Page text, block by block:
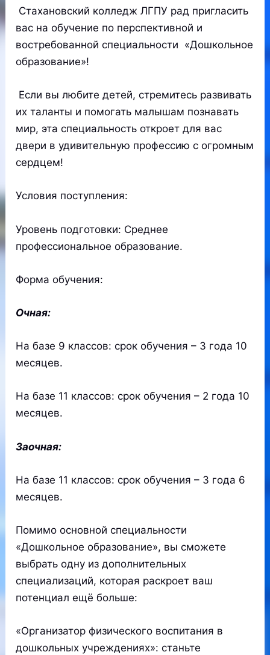
Стахановский колледж ЛГПУ рад пригласить
вас на обучение по перспективной и
востребованной специальности «Дошкольное
образование»!
Если вы любите детей, стремитесь развивать
их таланты и помогать малышам познавать
мир, эта специальность откроет для вас
двери в удивительную профессию с огромным
сердцем!
Условия поступления:
Уровень подготовки: Среднее
профессиональное образование.
Форма обучения:
Очная:
На базе 9 классов: срок обучения – 3 года 10
месяцев.
На базе 11 классов: срок обучения – 2 года 10
месяцев.
Заочная:
На базе 11 классов: срок обучения – 3 года 6
месяцев.
Помимо основной специальности
«Дошкольное образование», вы сможете
выбрать одну из дополнительных
специализаций, которая раскроет ваш
потенциал ещё больше:
«Организатор физического воспитания в
дошкольных учреждениях»: станьте